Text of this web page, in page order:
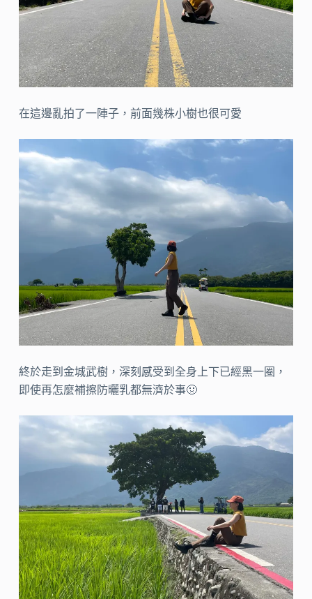
在這邊亂拍了一陣子，前面幾株小樹也很可愛
終於走到金城武樹，深刻感受到全身上下已經黑一圈，
即使再怎麼補擦防曬乳都無濟於事🤢